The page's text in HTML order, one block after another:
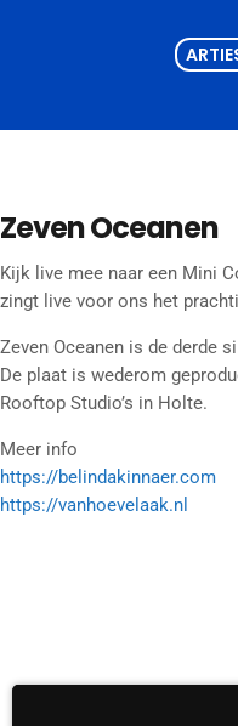
Zeven Oceanen
Kijk live mee naar een Mini
zingt live voor ons het
Zeven Oceanen is de derde
De plaat is wederom
Rooftop Studio’s in Holte.
Meer info
https://belindakinnaer.com
https://vanhoevelaak.nl